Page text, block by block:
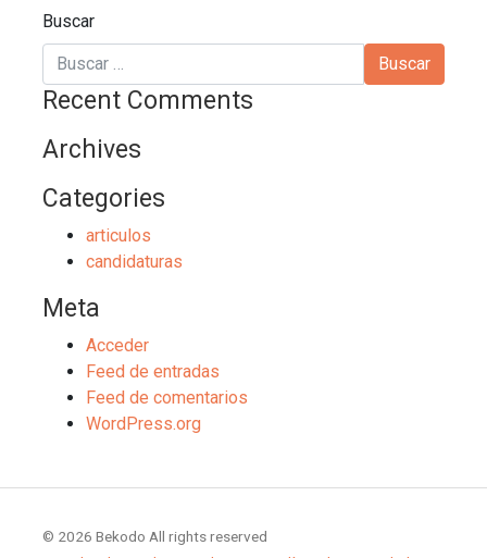
Buscar
Recent Comments
Archives
Categories
articulos
candidaturas
Meta
Acceder
Feed de entradas
Feed de comentarios
WordPress.org
© 2026 Bekodo All rights reserved